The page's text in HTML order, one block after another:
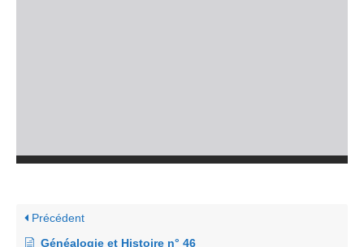
Précédent
Généalogie et Histoire n° 46